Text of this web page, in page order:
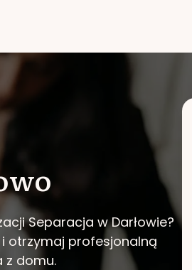
Separacja w Darłowie?
otrzymaj profesjonalną
z domu.